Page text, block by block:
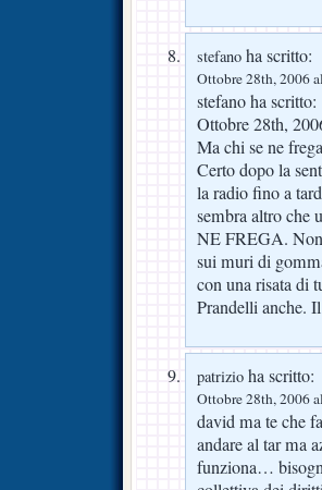
stefano ha scritto:
Ottobre 28th, 2006
stefano ha scritto:
Ottobre 28th,
Ma chi se ne
Certo dopo la
la radio fino a
sembra altro che
NE FREGA.
sui muri di
con una risata di
Prandelli anche.
patrizio ha scritto:
Ottobre 28th, 2006
david ma te che
andare al tar ma
funziona…